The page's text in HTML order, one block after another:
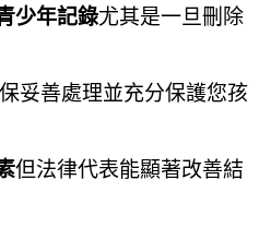
少年記錄尤其是一旦刪除
妥善處理並充分保護您孩
但法律代表能顯著改善結